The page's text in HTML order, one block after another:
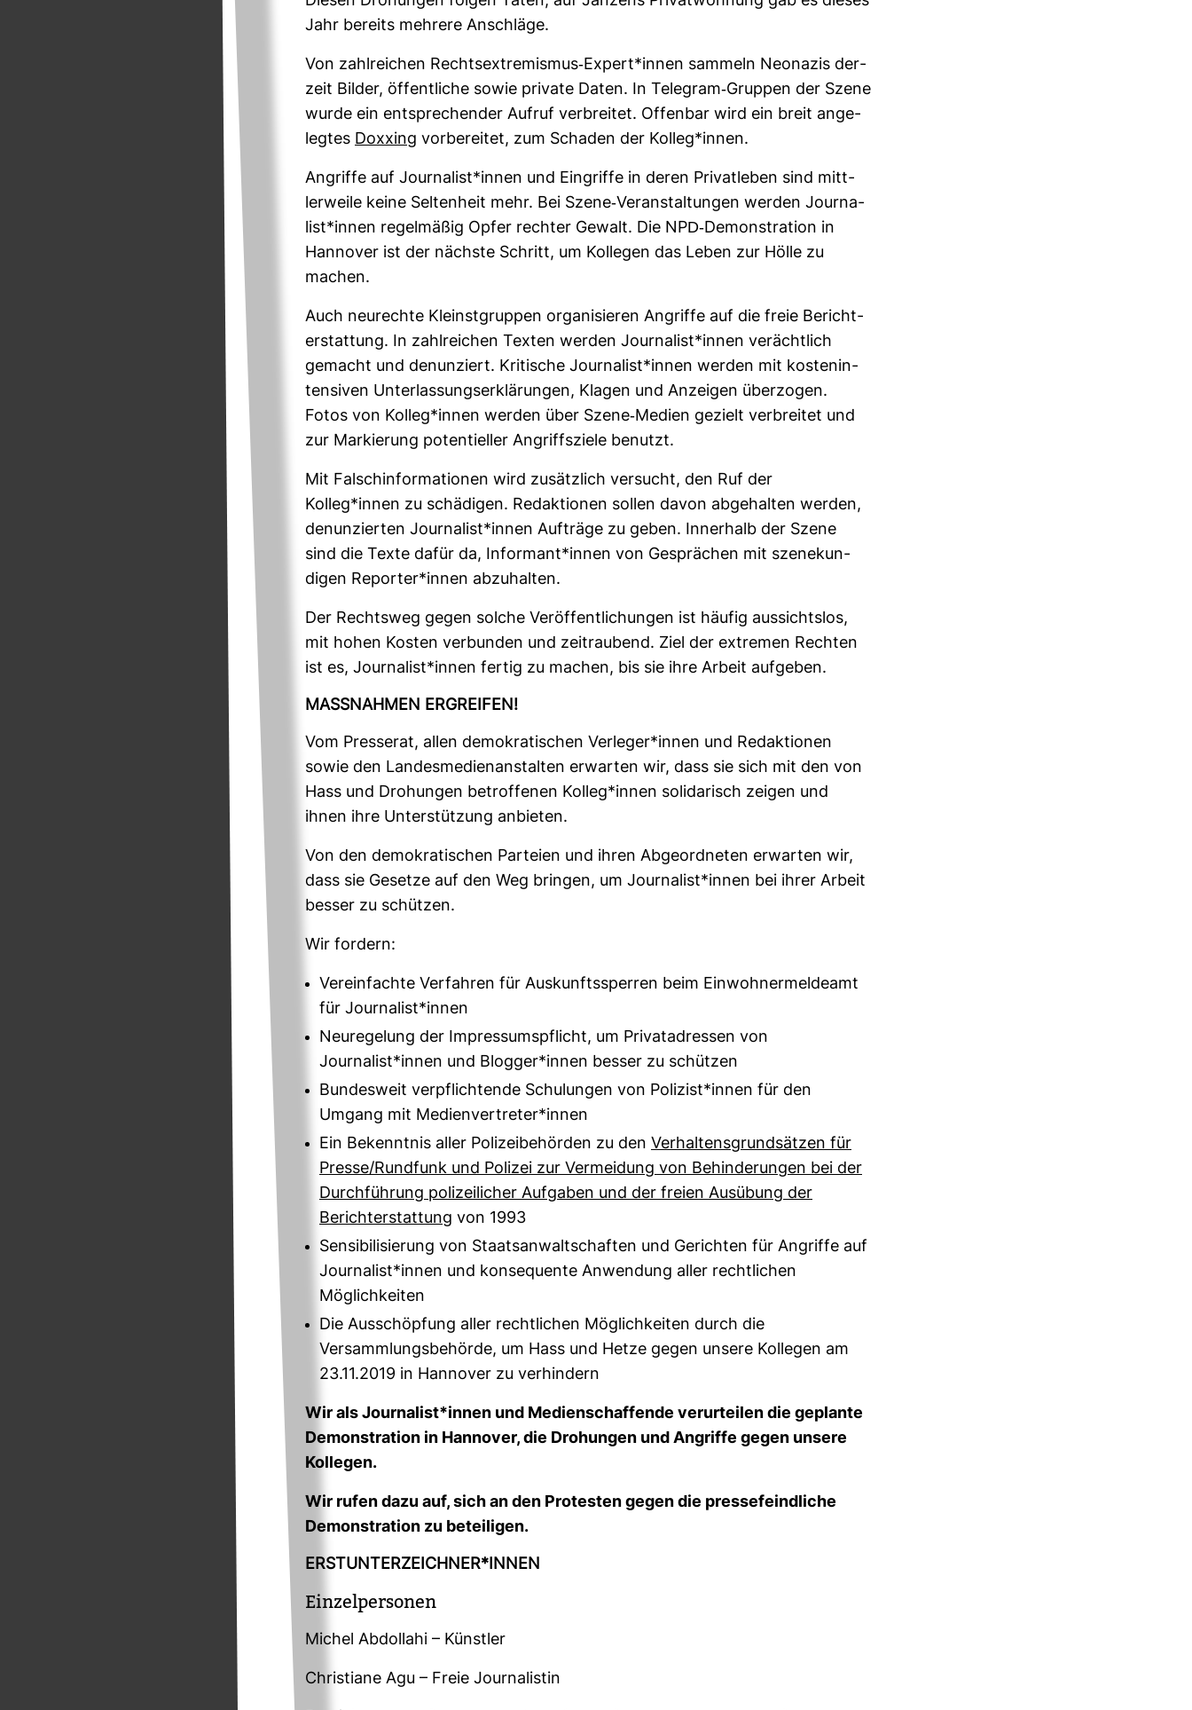
Jahr bereits meh­rere Anschläge.
Von zahl­rei­chen Rechts­ex­tre­mismus-​Expert*innen sam­meln Neo­nazis der­
zeit Bilder, öffent­liche sowie pri­vate Daten. In Tele­gram-​Gruppen der Szene
wurde ein ent­spre­chender Aufruf ver­breitet. Offenbar wird ein breit ange­
legtes Doxxing vor­be­reitet, zum Schaden der Kolleg*innen.
Angriffe auf Jour­na­list*innen und Ein­griffe in deren Pri­vat­leben sind mitt­
ler­weile keine Sel­ten­heit mehr. Bei Szene-​Ver­an­stal­tungen werden Jour­na­
list*innen regel­mäßig Opfer rechter Gewalt. Die NPD-​Demons­tra­tion in
Han­nover ist der nächste Schritt, um Kol­legen das Leben zur Hölle zu
machen.
Auch neu­rechte Kleinst­gruppen orga­ni­sieren Angriffe auf die freie Bericht­
erstat­tung. In zahl­rei­chen Texten werden Jour­na­list*innen ver­ächt­lich
gemacht und denun­ziert. Kri­ti­sche Jour­na­list*innen werden mit kos­ten­in­
ten­siven Unter­las­sungs­er­klä­rungen, Klagen und Anzeigen über­zogen.
Fotos von Kolleg*innen werden über Szene-​Medien gezielt ver­breitet und
zur Mar­kie­rung poten­ti­eller Angriffs­ziele benutzt.
Mit Falsch­in­for­ma­tionen wird zusätz­lich ver­sucht, den Ruf der
Kolleg*innen zu schä­digen. Redak­tionen sollen davon abge­halten werden,
denun­zierten Jour­na­list*innen Auf­träge zu geben. Inner­halb der Szene
sind die Texte dafür da, Infor­mant*innen von Gesprä­chen mit sze­ne­kun­
digen Reporter*innen abzu­halten.
Der Rechtsweg gegen solche Ver­öf­fent­li­chungen ist häufig aus­sichtslos,
mit hohen Kosten ver­bunden und zeit­rau­bend. Ziel der extremen Rechten
ist es, Jour­na­list*innen fertig zu machen, bis sie ihre Arbeit auf­geben.
MASS­NAHMEN ERGREIFEN!
Vom Pres­serat, allen demo­kra­ti­schen Ver­leger*innen und Redak­tionen
sowie den Lan­des­me­di­en­an­stalten erwarten wir, dass sie sich mit den von
Hass und Dro­hungen betrof­fenen Kolleg*innen soli­da­risch zeigen und
ihnen ihre Unter­stüt­zung anbieten.
Von den demo­kra­ti­schen Par­teien und ihren Abge­ord­neten erwarten wir,
dass sie Gesetze auf den Weg bringen, um Jour­na­list*innen bei ihrer Arbeit
besser zu schützen.
Wir for­dern:
Vereinfachte Verfahren für Auskunftssperren beim Einwohnermeldeamt
für Journalist*innen
Neuregelung der Impressumspflicht, um Privatadressen von
Journalist*innen und Blogger*innen besser zu schützen
Bundesweit verpflichtende Schulungen von Polizist*innen für den
Umgang mit Medienvertreter*innen
Ein Bekenntnis aller Polizeibehörden zu den Verhaltensgrundsätzen für
Presse/Rundfunk und Polizei zur Vermeidung von Behinderungen bei der
Durchführung polizeilicher Aufgaben und der freien Ausübung der
Berichterstattung von 1993
Sensibilisierung von Staatsanwaltschaften und Gerichten für Angriffe auf
Journalist*innen und konsequente Anwendung aller rechtlichen
Möglichkeiten
Die Ausschöpfung aller rechtlichen Möglichkeiten durch die
Versammlungsbehörde, um Hass und Hetze gegen unsere Kollegen am
23.11.2019 in Hannover zu verhindern
Wir als Jour­na­list*innen und Medi­en­schaf­fende ver­ur­teilen die geplante
Demons­tra­tion in Han­nover, die Dro­hungen und Angriffe gegen unsere
Kol­legen.
Wir rufen dazu auf, sich an den Pro­testen gegen die pres­se­feind­liche
Demons­tra­tion zu betei­ligen.
ERST­UN­TER­ZEICHNER*INNEN
Ein­zel­per­sonen
Michel Abdol­lahi – Künstler
Chris­tiane Agu – Freie Jour­na­listin